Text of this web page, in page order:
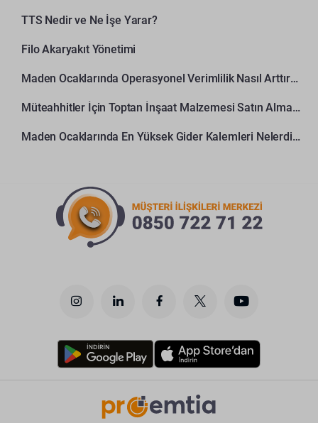
TTS Nedir ve Ne İşe Yarar?
Filo Akaryakıt Yönetimi
Maden Ocaklarında Operasyonel Verimlilik Nasıl Arttırılır?
Müteahhitler İçin Toptan İnşaat Malzemesi Satın Alma Rehberi
Maden Ocaklarında En Yüksek Gider Kalemleri Nelerdir?